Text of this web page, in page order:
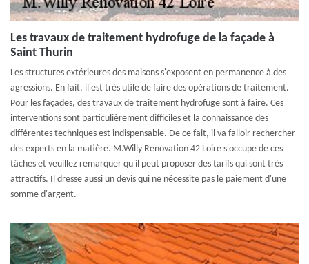
Les travaux de traitement hydrofuge de la façade à
Saint Thurin
Les structures extérieures des maisons s'exposent en permanence à des
agressions. En fait, il est très utile de faire des opérations de traitement.
Pour les façades, des travaux de traitement hydrofuge sont à faire. Ces
interventions sont particulièrement difficiles et la connaissance des
différentes techniques est indispensable. De ce fait, il va falloir rechercher
des experts en la matière. M.Willy Renovation 42 Loire s'occupe de ces
tâches et veuillez remarquer qu'il peut proposer des tarifs qui sont très
attractifs. Il dresse aussi un devis qui ne nécessite pas le paiement d'une
somme d'argent.